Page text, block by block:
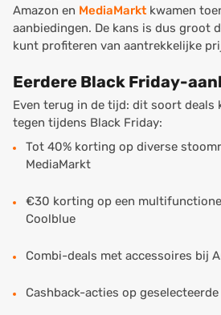
Amazon en MediaMarkt kwamen
aanbiedingen. De kans is dus groot
kunt profiteren van aantrekkelijke
Eerdere Black Friday-
Even terug in de tijd: dit soort deals
tegen tijdens Black Friday:
Tot 40% korting op diverse
MediaMarkt
€30 korting op een
Coolblue
Combi-deals met accessoires bij
Cashback-acties op